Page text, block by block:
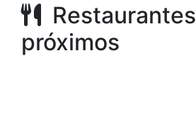
Restaurantes
próximos